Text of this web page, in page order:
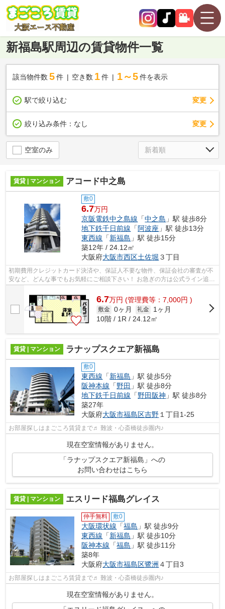
新福島駅周辺の賃貸物件一覧
該当物件数 5件 空き数 1 件 1～5 件を表示
駅で絞り込む 変更
絞り込み条件： なし 変更
空室のみ
賃貸 | マンション アコード中之島
敷0
6.7万円
京阪電鉄中之島線 「中之島 」駅 徒歩8分
地下鉄千日前線 「阿波座 」駅 徒歩13分
東西線 「新福島 」駅 徒歩15分
築12年 / 24.12㎡
大阪府大阪市西区土佐堀 ３丁目
初期費用クレジットカード決済や、保証人不要な物件、保証会社の審査が不
安など、どんな事でもお気軽にご相談下さい！ お急ぎの方は公式ライン追加
頂きメッセージにて『お名前と急い...
6.7万円 (管理費等：7,000円 )
敷金 0ヶ月 礼金
1ヶ月
10階 / 1R / 24.12㎡
賃貸 | マンション ラナップスクエア新福島
敷0
東西線 「新福島 」駅 徒歩5分
阪神本線 「野田 」駅 徒歩8分
地下鉄千日前線 「野田阪神 」駅 徒歩8分
築27年
大阪府大阪市福島区吉野１丁目1-25
お部屋探しはまごころ賃貸まで♬ 難波・心斎橋徒歩圏内♪
現在空室情報がありません。
「ラナップスクエア新福島」への
お問い合わせはこちら
賃貸 | マンション エスリード福島グレイス
仲手無料 敷0
大阪環状線 「福島 」駅 徒歩9分
東西線 「新福島 」駅 徒歩10分
阪神本線 「福島 」駅 徒歩11分
築8年
大阪府大阪市福島区鷺洲 ４丁目3
お部屋探しはまごころ賃貸まで♬ 難波・心斎橋徒歩圏内♪
現在空室情報がありません。